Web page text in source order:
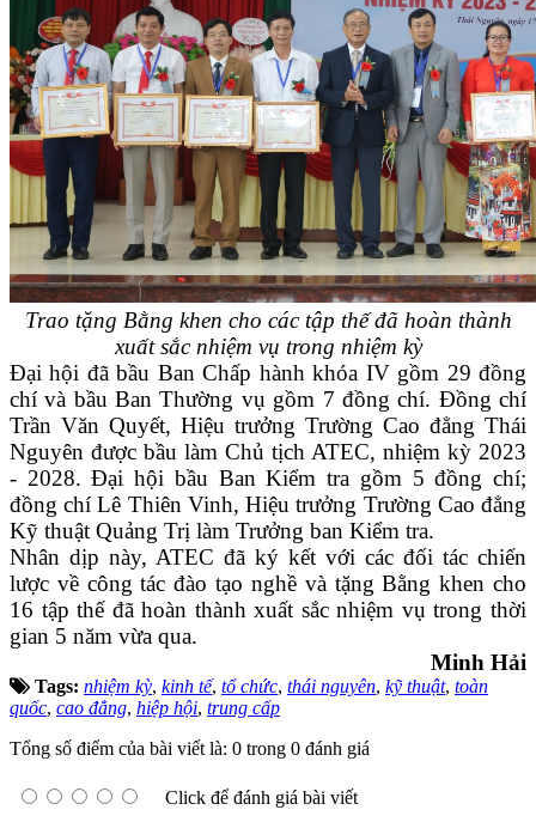
Trao tặng Bằng khen cho các tập thế đã hoàn thành
xuất sắc nhiệm vụ trong nhiệm kỳ
Đại hội đã bầu Ban Chấp hành khóa IV gồm 29 đồng
chí và bầu Ban Thường vụ gồm 7 đồng chí. Đồng chí
Trần Văn Quyết, Hiệu trưởng Trường Cao đẳng Thái
Nguyên được bầu làm Chủ tịch ATEC, nhiệm kỳ 2023
- 2028. Đại hội bầu Ban Kiểm tra gồm 5 đồng chí;
đồng chí Lê Thiên Vinh, Hiệu trưởng Trường Cao đẳng
Kỹ thuật Quảng Trị làm Trưởng ban Kiểm tra.
Nhân dịp này, ATEC đã ký kết với các đối tác chiến
lược về công tác đào tạo nghề và tặng Bằng khen cho
16 tập thế đã hoàn thành xuất sắc nhiệm vụ trong thời
gian 5 năm vừa qua.
Minh Hải
Tags: nhiệm kỳ, kinh tế, tổ chức, thái nguyên, kỹ thuật, toàn
quốc, cao đẳng, hiệp hội, trung cấp
Tổng số điểm của bài viết là: 0 trong 0 đánh giá
Click để đánh giá bài viết